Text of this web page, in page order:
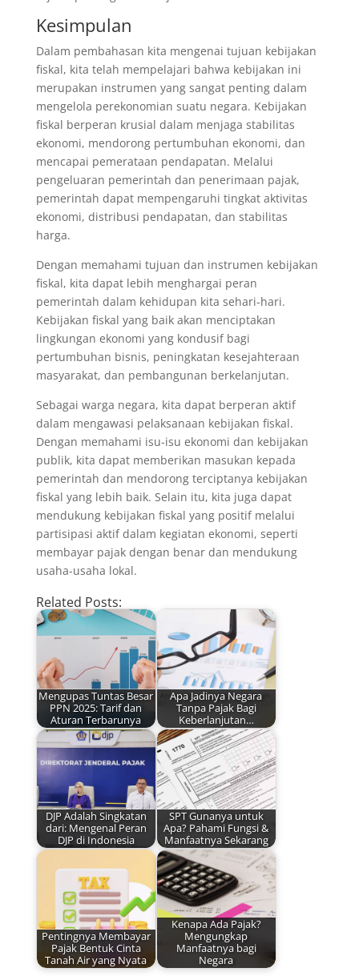
Kesimpulan
Dalam pembahasan kita mengenai tujuan kebijakan
fiskal, kita telah mempelajari bahwa kebijakan ini
merupakan instrumen yang sangat penting dalam
mengelola perekonomian suatu negara. Kebijakan
fiskal berperan krusial dalam menjaga stabilitas
ekonomi, mendorong pertumbuhan ekonomi, dan
mencapai pemerataan pendapatan. Melalui
pengeluaran pemerintah dan penerimaan pajak,
pemerintah dapat mempengaruhi tingkat aktivitas
ekonomi, distribusi pendapatan, dan stabilitas
harga.
Dengan memahami tujuan dan instrumen kebijakan
fiskal, kita dapat lebih menghargai peran
pemerintah dalam kehidupan kita sehari-hari.
Kebijakan fiskal yang baik akan menciptakan
lingkungan ekonomi yang kondusif bagi
pertumbuhan bisnis, peningkatan kesejahteraan
masyarakat, dan pembangunan berkelanjutan.
Sebagai warga negara, kita dapat berperan aktif
dalam mengawasi pelaksanaan kebijakan fiskal.
Dengan memahami isu-isu ekonomi dan kebijakan
publik, kita dapat memberikan masukan kepada
pemerintah dan mendorong terciptanya kebijakan
fiskal yang lebih baik. Selain itu, kita juga dapat
mendukung kebijakan fiskal yang positif melalui
partisipasi aktif dalam kegiatan ekonomi, seperti
membayar pajak dengan benar dan mendukung
usaha-usaha lokal.
Related Posts:
Mengupas Tuntas Besar
PPN 2025: Tarif dan
Aturan Terbarunya
Apa Jadinya Negara
Tanpa Pajak Bagi
Keberlanjutan…
DJP Adalah Singkatan
dari: Mengenal Peran
DJP di Indonesia
SPT Gunanya untuk
Apa? Pahami Fungsi &
Manfaatnya Sekarang
Pentingnya Membayar
Pajak Bentuk Cinta
Tanah Air yang Nyata
Kenapa Ada Pajak?
Mengungkap
Manfaatnya bagi
Negara